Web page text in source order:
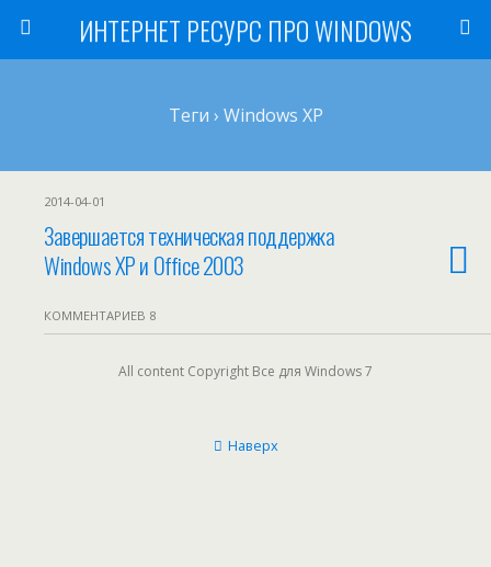
ИНТЕРНЕТ РЕСУРС ПРО WINDOWS
Теги › Windows XP
2014-04-01
Завершается техническая поддержка
Windows XP и Office 2003
КОММЕНТАРИЕВ 8
All content Copyright Все для Windows 7
Наверх